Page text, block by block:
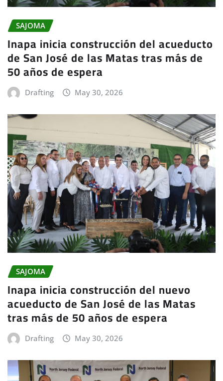
SAJOMA
Inapa inicia construcción del acueducto
de San José de las Matas tras más de
50 años de espera
Drafting May 30, 2026
SAJOMA
Inapa inicia construcción del nuevo
acueducto de San José de las Matas
tras más de 50 años de espera
Drafting May 30, 2026